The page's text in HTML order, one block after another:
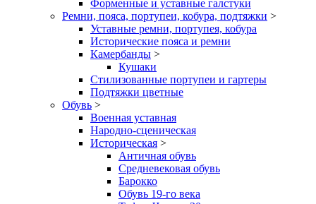
Форменные и уставные галстуки
Ремни, пояса, портупеи, кобура, подтяжки >
Уставные ремни, портупея, кобура
Исторические пояса и ремни
Камербанды >
Кушаки
Стилизованные портупеи и гартеры
Подтяжки цветные
Обувь >
Военная уставная
Народно-сценическая
Историческая >
Античная обувь
Средневековая обувь
Барокко
Обувь 19-го века